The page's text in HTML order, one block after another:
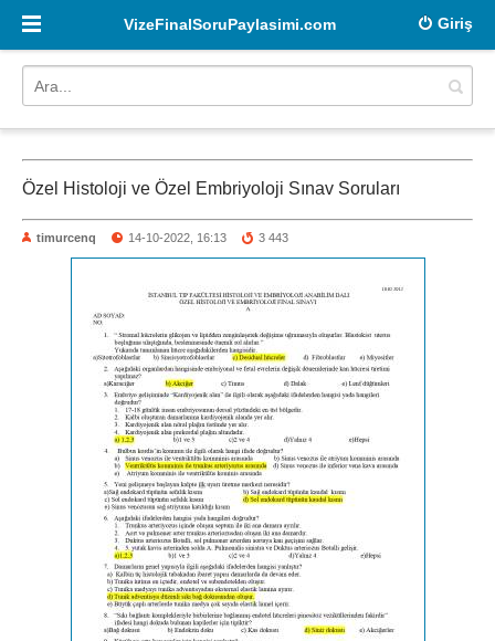
Giriş
VizeFinalSoruPaylasimi.com
Özel Histoloji ve Özel Embriyoloji Sınav Soruları
timurcenq 14-10-2022, 16:13 3 443